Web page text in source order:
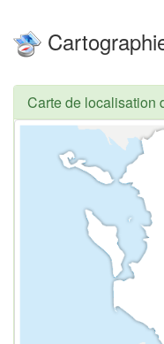
Carte de localisation